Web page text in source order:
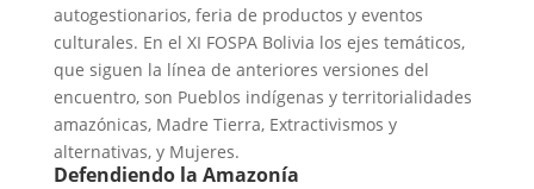
autogestionarios, feria de productos y eventos
culturales. En el XI FOSPA Bolivia los ejes temáticos,
que siguen la línea de anteriores versiones del
encuentro, son Pueblos indígenas y territorialidades
amazónicas, Madre Tierra, Extractivismos y
alternativas, y Mujeres.
Defendiendo la Amazonía